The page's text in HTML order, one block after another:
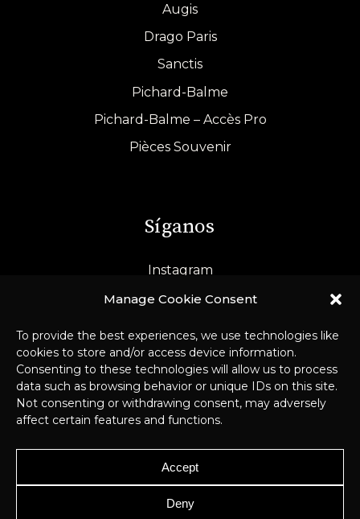
Manage Cookie Consent
To provide the best experiences, we use technologies like
cookies to store and/or access device information.
Consenting to these technologies will allow us to process
data such as browsing behavior or unique IDs on this site.
Not consenting or withdrawing consent, may adversely
affect certain features and functions.
Accept
Deny
Augis
Drago Paris
Sanctis
Pichard-Balme
Pichard-Balme – Accès Pro
Pièces Souvenir
Síganos
Instagram
LinkedIn
© 2026 Pichard-Balme –Aviso Legal y
–Webmaster